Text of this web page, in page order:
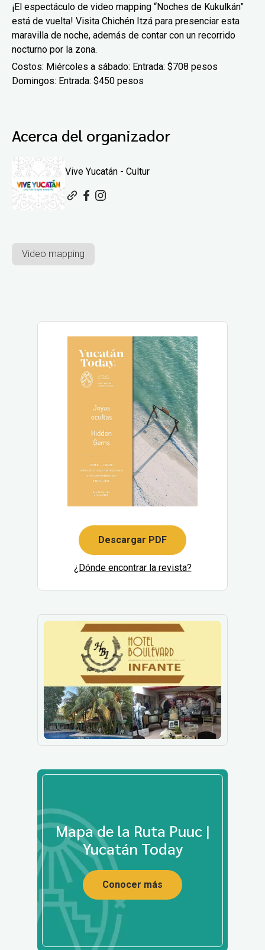
¡El espectáculo de video mapping “Noches de Kukulkán”
está de vuelta! Visita Chichén Itzá para presenciar esta
maravilla de noche, además de contar con un recorrido
nocturno por la zona.
Costos: Miércoles a sábado: Entrada: $708 pesos
Domingos: Entrada: $450 pesos
Acerca del organizador
Vive Yucatán - Cultur
Video mapping
Descargar PDF
¿Dónde encontrar la revista?
Mapa de la Ruta Puuc |
Yucatán Today
Conocer más